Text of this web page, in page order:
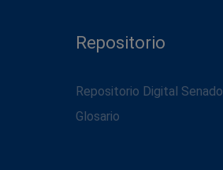
Repositorio
Repositorio Digital
Glosario